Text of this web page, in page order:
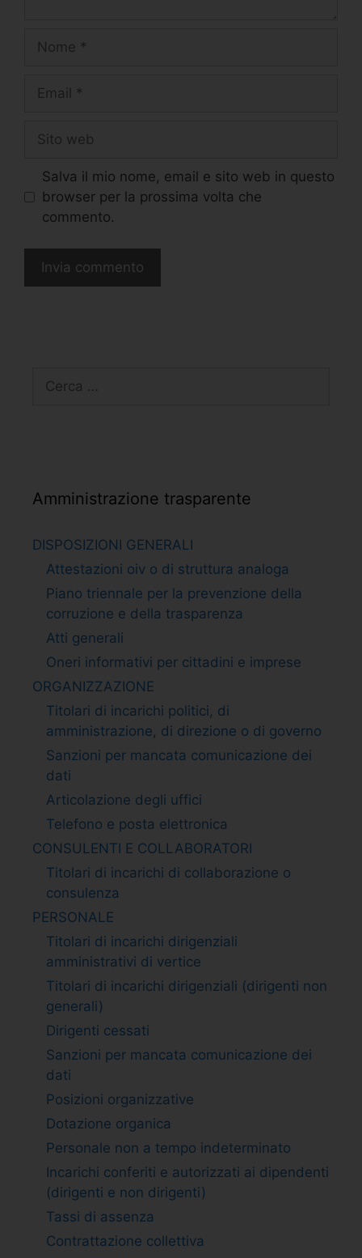
Salva il mio nome, email e sito web in questo
browser per la prossima volta che
commento.
Amministrazione trasparente
DISPOSIZIONI GENERALI
Attestazioni oiv o di struttura analoga
Piano triennale per la prevenzione della
corruzione e della trasparenza
Atti generali
Oneri informativi per cittadini e imprese
ORGANIZZAZIONE
Titolari di incarichi politici, di
amministrazione, di direzione o di governo
Sanzioni per mancata comunicazione dei
dati
Articolazione degli uffici
Telefono e posta elettronica
CONSULENTI E COLLABORATORI
Titolari di incarichi di collaborazione o
consulenza
PERSONALE
Titolari di incarichi dirigenziali
amministrativi di vertice
Titolari di incarichi dirigenziali (dirigenti non
generali)
Dirigenti cessati
Sanzioni per mancata comunicazione dei
dati
Posizioni organizzative
Dotazione organica
Personale non a tempo indeterminato
Incarichi conferiti e autorizzati ai dipendenti
(dirigenti e non dirigenti)
Tassi di assenza
Contrattazione collettiva